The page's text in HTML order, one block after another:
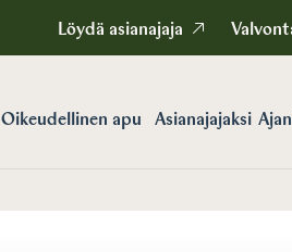
Löydä asianajaja
Oikeudellinen apu Asianajajaksi